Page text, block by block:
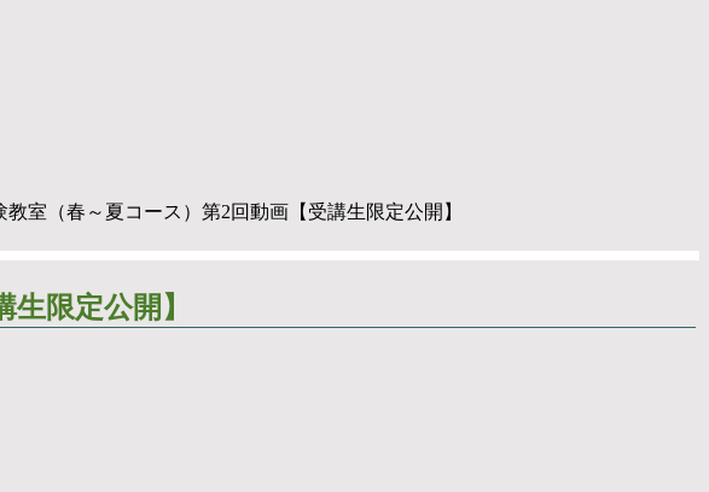
教室（春～夏コース）第2回動画【受講生限定公開】
限定公開】